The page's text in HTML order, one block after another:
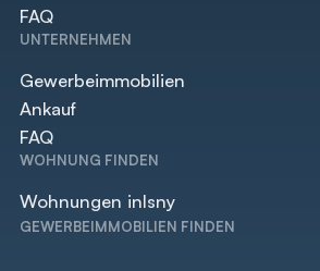
FAQ
UNTERNEHMEN
Gewerbeimmobilien
Ankauf
FAQ
WOHNUNG FINDEN
Wohnungen inIsny
GEWERBEIMMOBILIEN FINDEN